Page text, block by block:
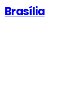
Brasília